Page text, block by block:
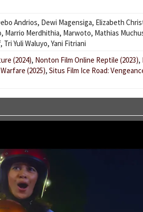
Andrios, Dewi Magensiga, Elizabeth
, Marrio Merdhithia, Marwoto, Mathias
, Tri Yuli Waluyo, Yani Fitriani
(2024), Nonton Film Online Reptile (2023),
(2025), Situs Film Ice Road: